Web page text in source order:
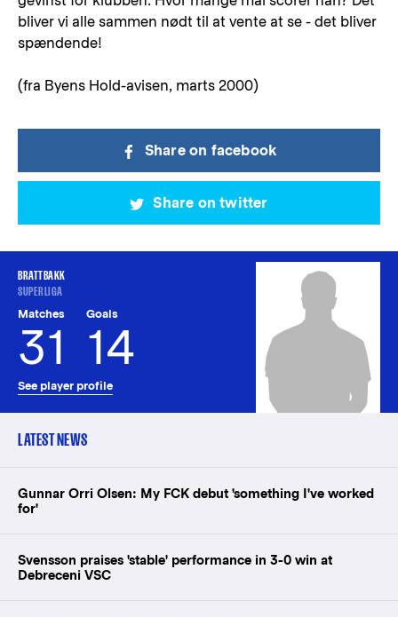
bliver vi alle sammen nødt til at vente at se - det bliver
spændende!
(fra Byens Hold-avisen, marts 2000)
Share on facebook
Share on twitter
BRATTBAKK
SUPERLIGA
Matches
31
Goals
14
See player profile
LATEST NEWS
Gunnar Orri Olsen: My FCK debut 'something I've worked
for'
Svensson praises 'stable' performance in 3-0 win at
Debreceni VSC